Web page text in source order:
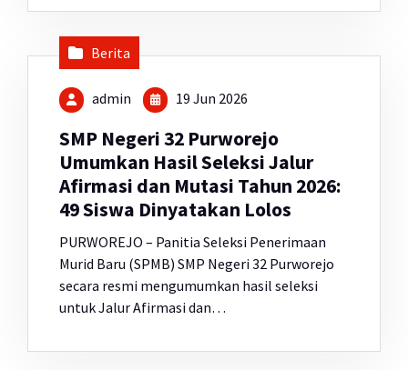
Berita
admin 19 Jun 2026
SMP Negeri 32 Purworejo
Umumkan Hasil Seleksi Jalur
Afirmasi dan Mutasi Tahun 2026:
49 Siswa Dinyatakan Lolos
PURWOREJO – Panitia Seleksi Penerimaan
Murid Baru (SPMB) SMP Negeri 32 Purworejo
secara resmi mengumumkan hasil seleksi
untuk Jalur Afirmasi dan…